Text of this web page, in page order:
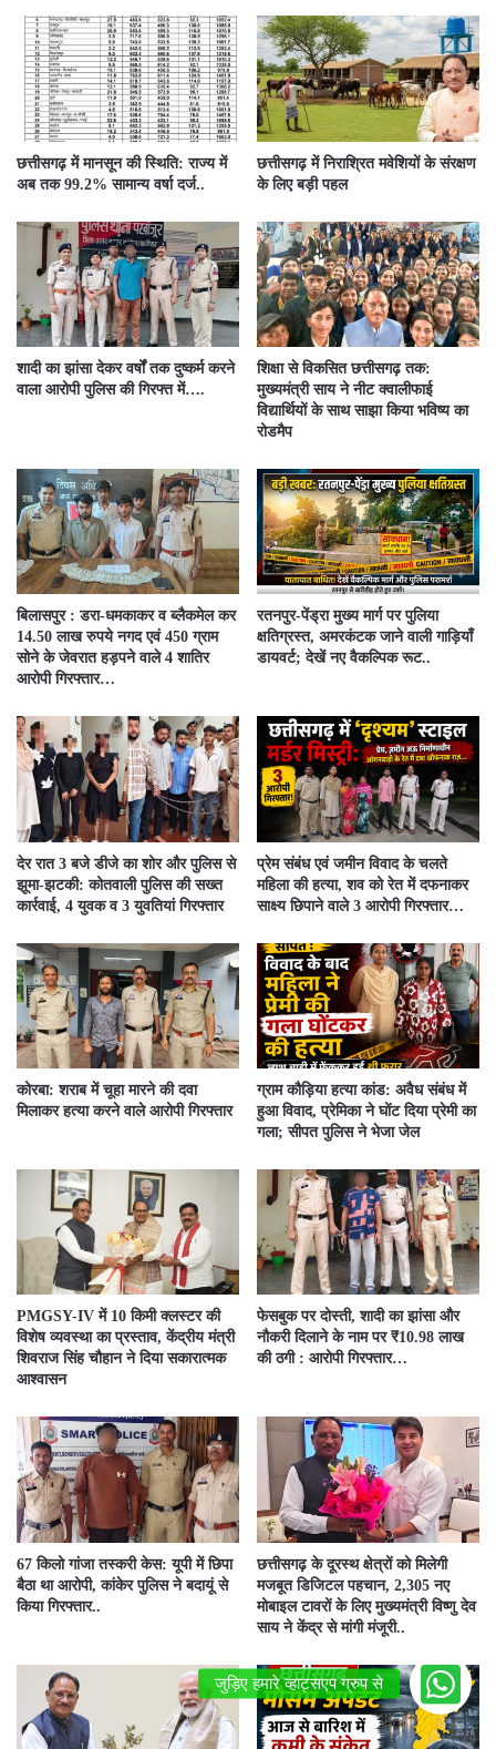
छत्तीसगढ़ में मानसून की स्थिति: राज्य में
अब तक 99.2% सामान्य वर्षा दर्ज..
छत्तीसगढ़ में निराश्रित मवेशियों के संरक्षण
के लिए बड़ी पहल
शादी का झांसा देकर वर्षों तक दुष्कर्म करने
वाला आरोपी पुलिस की गिरफ्त में….
शिक्षा से विकसित छत्तीसगढ़ तक:
मुख्यमंत्री साय ने नीट क्वालीफाई
विद्यार्थियों के साथ साझा किया भविष्य का
रोडमैप
बिलासपुर : डरा-धमकाकर व ब्लैकमेल कर
14.50 लाख रुपये नगद एवं 450 ग्राम
सोने के जेवरात हड़पने वाले 4 शातिर
आरोपी गिरफ्तार…
रतनपुर-पेंड्रा मुख्य मार्ग पर पुलिया
क्षतिग्रस्त, अमरकंटक जाने वाली गाड़ियाँ
डायवर्ट; देखें नए वैकल्पिक रूट..
देर रात 3 बजे डीजे का शोर और पुलिस से
झूमा-झटकी: कोतवाली पुलिस की सख्त
कार्रवाई, 4 युवक व 3 युवतियां गिरफ्तार
प्रेम संबंध एवं जमीन विवाद के चलते
महिला की हत्या, शव को रेत में दफनाकर
साक्ष्य छिपाने वाले 3 आरोपी गिरफ्तार…
कोरबा: शराब में चूहा मारने की दवा
मिलाकर हत्या करने वाले आरोपी गिरफ्तार
ग्राम कौड़िया हत्या कांड: अवैध संबंध में
हुआ विवाद, प्रेमिका ने घोंट दिया प्रेमी का
गला; सीपत पुलिस ने भेजा जेल
PMGSY-IV में 10 किमी क्लस्टर की
विशेष व्यवस्था का प्रस्ताव, केंद्रीय मंत्री
शिवराज सिंह चौहान ने दिया सकारात्मक
आश्वासन
फेसबुक पर दोस्ती, शादी का झांसा और
नौकरी दिलाने के नाम पर ₹10.98 लाख
की ठगी : आरोपी गिरफ्तार…
67 किलो गांजा तस्करी केस: यूपी में छिपा
बैठा था आरोपी, कांकेर पुलिस ने बदायूं से
किया गिरफ्तार..
छत्तीसगढ़ के दूरस्थ क्षेत्रों को मिलेगी
मजबूत डिजिटल पहचान, 2,305 नए
मोबाइल टावरों के लिए मुख्यमंत्री विष्णु देव
साय ने केंद्र से मांगी मंजूरी..